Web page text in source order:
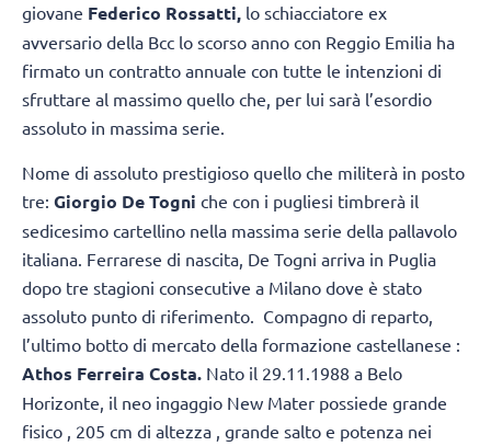
giovane Federico Rossatti, lo schiacciatore ex
avversario della Bcc lo scorso anno con Reggio Emilia ha
firmato un contratto annuale con tutte le intenzioni di
sfruttare al massimo quello che, per lui sarà l’esordio
assoluto in massima serie.
Nome di assoluto prestigioso quello che militerà in posto
tre: Giorgio De Togni che con i pugliesi timbrerà il
sedicesimo cartellino nella massima serie della pallavolo
italiana. Ferrarese di nascita, De Togni arriva in Puglia
dopo tre stagioni consecutive a Milano dove è stato
assoluto punto di riferimento. Compagno di reparto,
l’ultimo botto di mercato della formazione castellanese :
Athos Ferreira Costa. Nato il 29.11.1988 a Belo
Horizonte, il neo ingaggio New Mater possiede grande
fisico , 205 cm di altezza , grande salto e potenza nei